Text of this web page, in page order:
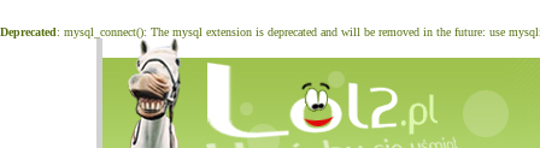
Deprecated: mysql_connect(): The mysql extension is deprecated and will be removed in the future: use